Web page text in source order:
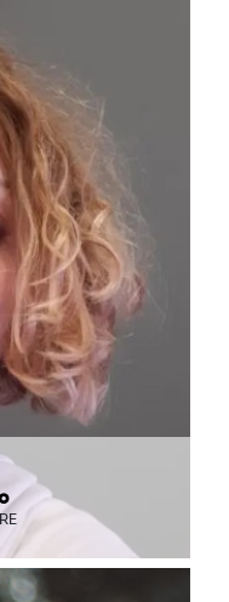
e a due, grandi o